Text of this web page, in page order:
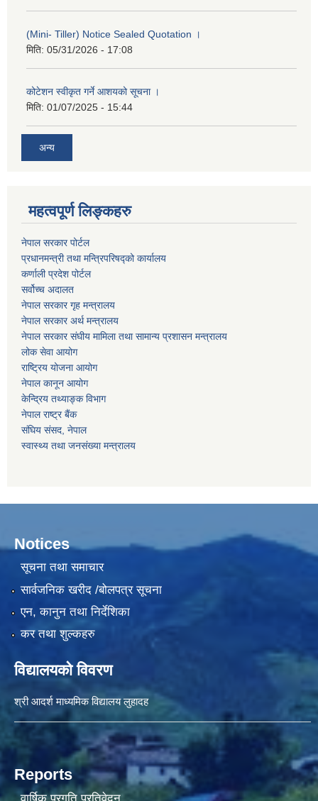
(Mini- Tiller) Notice Sealed Quotation ।
मिति: 05/31/2026 - 17:08
कोटेशन स्वीकृत गर्ने आशयको सूचना ।
मिति: 01/07/2025 - 15:44
अन्य
महत्वपूर्ण लिङ्कहरु
नेपाल सरकार पोर्टल
प्रधानमन्‍‍त्री तथा मन्‍त्रिपरिषद्को कार्यालय
कर्णाली प्रदेश पोर्टल
सर्वोच्‍च अदालत
नेपाल सरकार गृह मन्‍‍‍त्रालय
नेपाल सरकार अर्थ मन्‍त्रालय
नेपाल सरकार संघीय मामिला तथा सामान्य प्रशासन मन्‍त्रालय
लोक सेवा आयोग
राष्‍ट्रिय योजना आयोग
नेपाल कानून आयोग
केन्द्रिय तथ्याङ्क विभाग
नेपाल राष्‍ट्र बैंक
संघिय संसद, नेपाल
स्वास्थ्य तथा जनसंख्या मन्त्रालय
Notices
सूचना तथा समाचार
सार्वजनिक खरीद /बोलपत्र सूचना
एन, कानुन तथा निर्देशिका
कर तथा शुल्कहरु
विद्यालयको विवरण
श्री आदर्श माध्यमिक विद्यालय लुहादह
Reports